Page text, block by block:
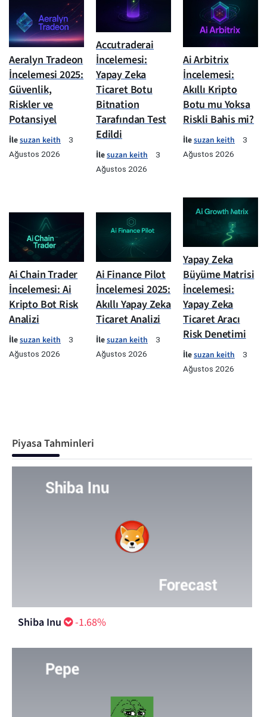
Aeralyn Tradeon
İncelemesi 2025:
Güvenlik,
Riskler ve
Potansiyel
İlesuzan keith
3
Ağustos 2026
Accutraderai
İncelemesi:
Yapay Zeka
Ticaret Botu
Bitnation
Tarafından Test
Edildi
İlesuzan keith
3
Ağustos 2026
Ai Arbitrix
İncelemesi:
Akıllı Kripto
Botu mu Yoksa
Riskli Bahis mi?
İlesuzan keith
3
Ağustos 2026
Ai Chain Trader
İncelemesi: Ai
Kripto Bot Risk
Analizi
İlesuzan keith
3
Ağustos 2026
Ai Finance Pilot
İncelemesi 2025:
Akıllı Yapay Zeka
Ticaret Analizi
İlesuzan keith
3
Ağustos 2026
Yapay Zeka
Büyüme Matrisi
İncelemesi:
Yapay Zeka
Ticaret Aracı
Risk Denetimi
İlesuzan keith
3
Ağustos 2026
Piyasa Tahminleri
Shiba Inu -1.68%